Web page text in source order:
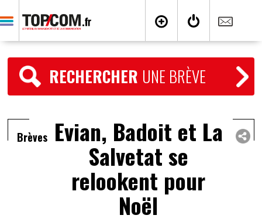
RECHERCHER UNE BRÈVE
Brèves Evian, Badoit et La
Salvetat se
relookent pour
Noël